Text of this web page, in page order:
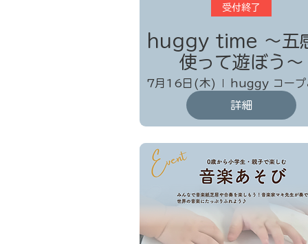
受付終了
huggy time 〜五
使って遊ぼう～
7月16日(木)
詳細